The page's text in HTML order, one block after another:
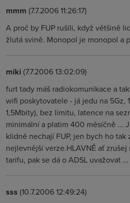
mmm (7.7.2006 11:26:17)
A proč by FUP rušili, když většině
žlutá svině. Monopol je monopol a
miki (7.7.2006 13:02:09)
furt tady máš radiokomunikace a
wifi poskytovatele - já jedu na 5Gz,
1,5Mbity), bez limitu, latence na
minimální a platim 400 měsíčně ...
klidně nechají FUP, jen bych ho tak
nejlevnější verze.HLAVNĚ ať
tarifu, pak se dá o ADSL uvažovat ...
sss (10.7.2006 12:49:24)